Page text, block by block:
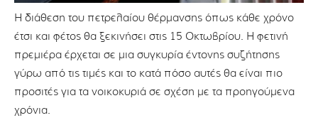
Η διάθεση του πετρελαίου θέρμανσης όπως κάθε χρόνο
έτσι και φέτος θα ξεκινήσει στις 15 Οκτωβρίου. Η φετινή
πρεμιέρα έρχεται σε μια συγκυρία έντονης συζήτησης
γύρω από τις τιμές και το κατά πόσο αυτές θα είναι πιο
προσιτές για τα νοικοκυριά σε σχέση με τα προηγούμενα
χρόνια.